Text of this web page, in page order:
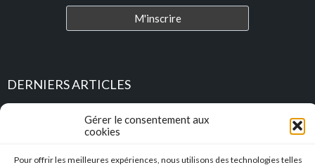
Gérer le consentement aux
cookies
Pour offrir les meilleures expériences, nous utilisons des technologies telles
DERNIERS ARTICLES
Place au Terroir – TRESSAN